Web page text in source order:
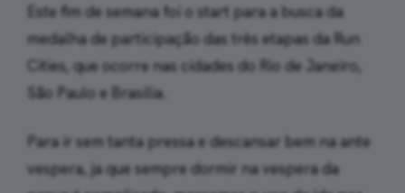
Este fim de semana foi o start para a busca da
medalha de participação das três etapas da Run
Cities, que ocorre nas cidades do Rio de Janeiro,
São Paulo e Brasilia.
Para ir sem tanta pressa e descansar bem na ante
vespera, ja que sempre dormir na vespera da